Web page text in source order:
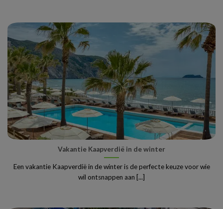
Vakantie Kaapverdië in de winter
Een vakantie Kaapverdië in de winter is de perfecte keuze voor wie
wil ontsnappen aan [...]